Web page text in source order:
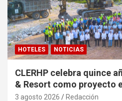
HOTELES NOTICIAS
CLERHP celebra quince
& Resort como proyecto
3 agosto 2026 Redacción